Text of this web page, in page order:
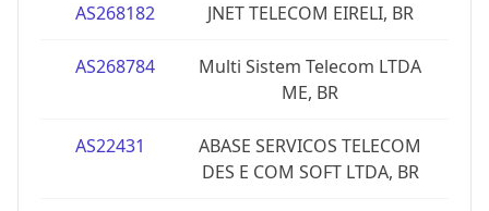
AS268182 JNET TELECOM EIRELI, BR
AS268784
Multi Sistem Telecom LTDA
ME, BR
AS22431
ABASE SERVICOS TELECOM
DES E COM SOFT LTDA, BR